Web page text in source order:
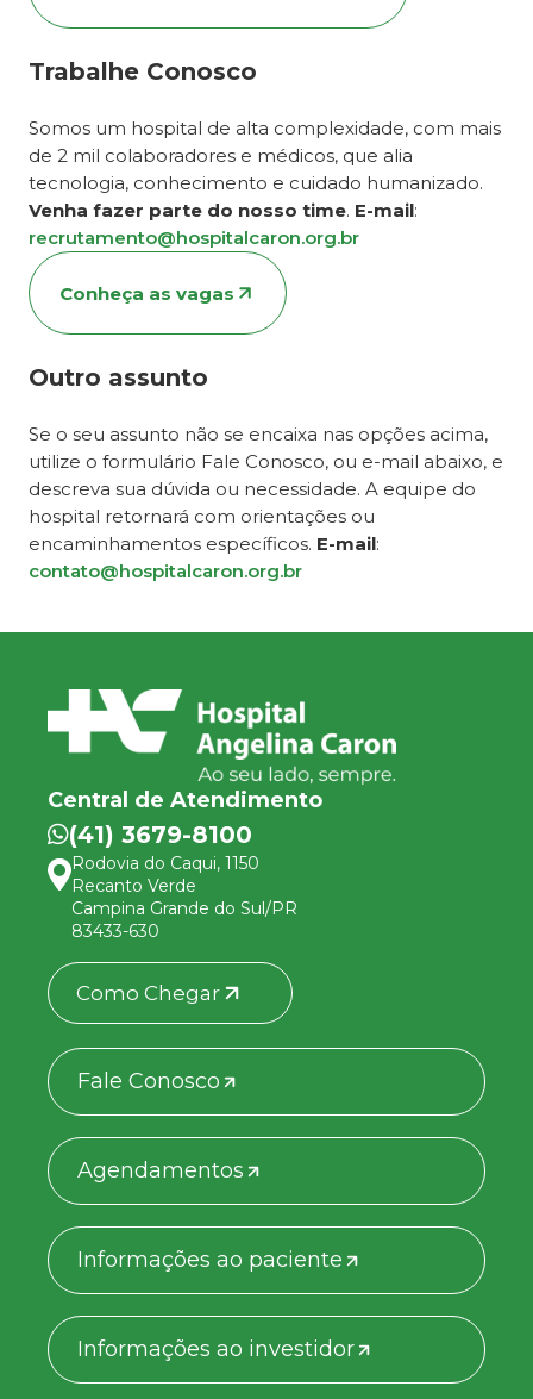
Trabalhe Conosco
Somos um hospital de alta complexidade, com mais
de 2 mil colaboradores e médicos, que alia
tecnologia, conhecimento e cuidado humanizado.
Venha fazer parte do nosso time. E-mail:
recrutamento@hospitalcaron.org.br
Conheça as vagas
Outro assunto
Se o seu assunto não se encaixa nas opções acima,
utilize o formulário Fale Conosco, ou e-mail abaixo, e
descreva sua dúvida ou necessidade. A equipe do
hospital retornará com orientações ou
encaminhamentos específicos. E-mail:
contato@hospitalcaron.org.br
Central de Atendimento
(41) 3679-8100
Rodovia do Caqui, 1150
Recanto Verde
Campina Grande do Sul/PR
83433-630
Como Chegar
Fale Conosco
Agendamentos
Informações ao paciente
Informações ao investidor